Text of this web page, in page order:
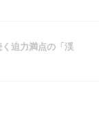
迫力満点の「渓